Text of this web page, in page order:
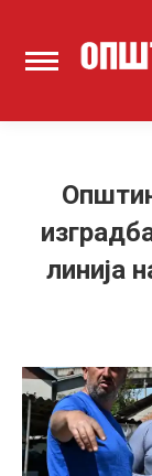
линија